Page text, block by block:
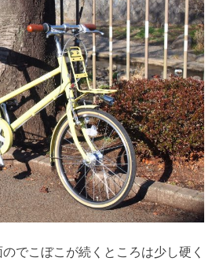
でこぼこが続くところは少し硬く